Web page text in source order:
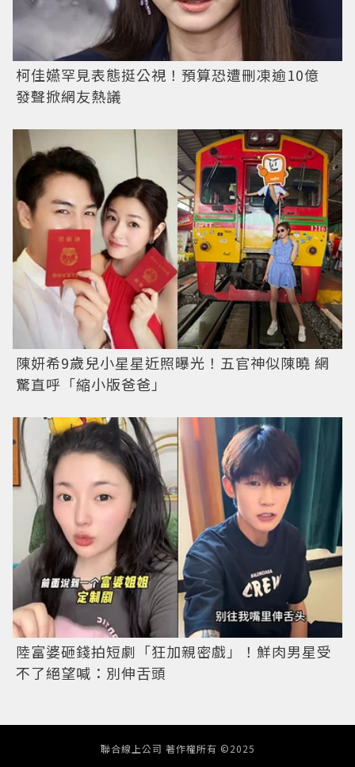
柯佳嬿罕見表態挺公視！預算恐遭刪凍逾10億
發聲掀網友熱議
陳妍希9歲兒小星星近照曝光！五官神似陳曉 網
驚直呼「縮小版爸爸」
陸富婆砸錢拍短劇「狂加親密戲」！鮮肉男星受
不了絕望喊：別伸舌頭
聯合線上公司 著作權所有 ©2025